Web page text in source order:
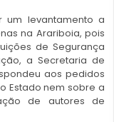
um levantamento a
na Arariboia, pois
de Segurança
a Secretaria de
aos pedidos
Estado nem sobre a
de autores de